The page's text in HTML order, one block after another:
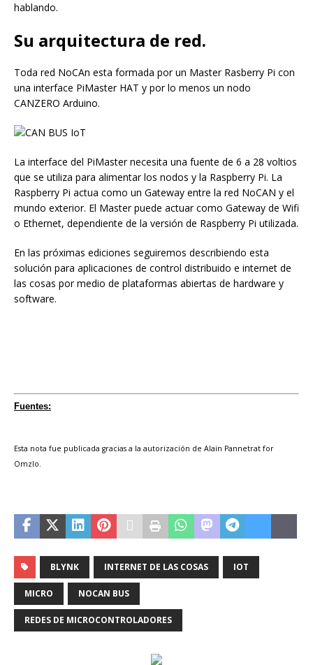
hablando.
Su arquitectura de red.
Toda red NoCAn esta formada por un Master Rasberry Pi con
una interface PiMaster HAT y por lo menos un nodo
CANZERO Arduino.
La interface del PiMaster necesita una fuente de 6 a 28 voltios
que se utiliza para alimentar los nodos y la Raspberry Pi. La
Raspberry Pi actua como un Gateway entre la red NoCAN y el
mundo exterior. El Master puede actuar como Gateway de Wifi
o Ethernet, dependiente de la versión de Raspberry Pi utilizada.
En las próximas ediciones seguiremos describiendo esta
solución para aplicaciones de control distribuido e internet de
las cosas por medio de plataformas abiertas de hardware y
software.
Fuentes:
Esta nota fue publicada gracias a la autorización de Alain Pannetrat for
Omzlo.
BLYNK INTERNET DE LAS COSAS IOT
MICRO NOCAN BUS
REDES DE MICROCONTROLADORES